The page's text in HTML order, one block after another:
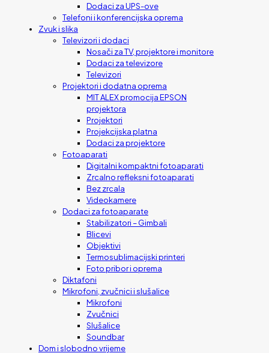
Dodaci za UPS-ove
Telefoni i konferencijska oprema
Zvuk i slika
Televizori i dodaci
Nosači za TV, projektore i monitore
Dodaci za televizore
Televizori
Projektori i dodatna oprema
MIT ALEX promocija EPSON
projektora
Projektori
Projekcijska platna
Dodaci za projektore
Fotoaparati
Digitalni kompaktni fotoaparati
Zrcalno refleksni fotoaparati
Bez zrcala
Videokamere
Dodaci za fotoaparate
Stabilizatori – Gimbali
Blicevi
Objektivi
Termosublimacijski printeri
Foto pribor i oprema
Diktafoni
Mikrofoni, zvučnici i slušalice
Mikrofoni
Zvučnici
Slušalice
Soundbar
Dom i slobodno vrijeme